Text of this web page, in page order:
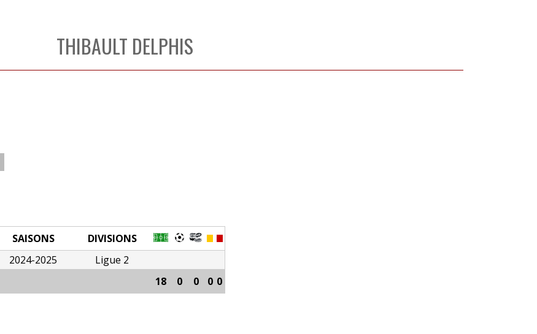
THIBAULT DELPHIS
SAISONS
DIVISIONS
2024-2025
Ligue 2
18 0 0 0 0